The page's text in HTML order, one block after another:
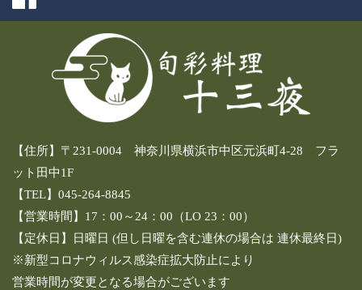
【住所】〒231-0004 神奈川県横浜市中区元浜町4-28 フラ
ット田中1F
【TEL】045-264-8845
【営業時間】17：00～24：00（LO 23：00）
【定休日】日曜日 (但し日曜を含む連休の場合は 連休最終日)
※新型コロナウィルス感染症拡大防止により
営業時間が変更となる場合がございます